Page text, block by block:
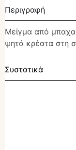
Περιγραφή
Μείγμα από
ψητά κρέατα στη
Συστατικά